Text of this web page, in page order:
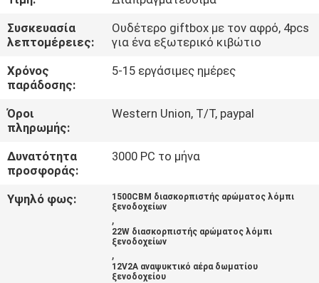
ΕΛΆΤΕ
ΣΕ
ΕΠΑΦΉ
ΜΕ
ΖΗΤΉΣΤΕ
ΈΝΑ
ΑΠΌΣΠΑΣΜΑ
Συσκευασία
λεπτομέρειες:
Ουδέτερο giftbox με τον αφρό, 4pcs
για ένα εξωτερικό κιβώτιο
Χρόνος
παράδοσης:
5-15 εργάσιμες ημέρες
Όροι
πληρωμής:
Western Union, T/T, paypal
Δυνατότητα
προσφοράς:
3000 PC το μήνα
Υψηλό φως:
1500CBM διασκορπιστής αρώματος λόμπι
ξενοδοχείων
,
22W διασκορπιστής αρώματος λόμπι
ξενοδοχείων
,
12V2A αναψυκτικό αέρα δωματίου
ξενοδοχείου